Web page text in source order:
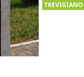
TREVIGIANO